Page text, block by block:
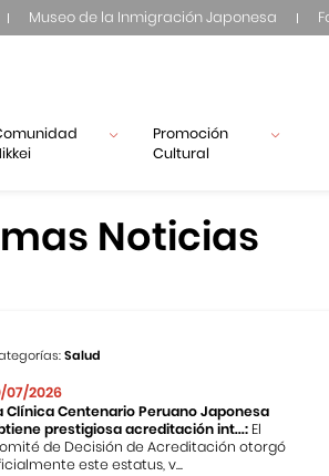
Museo de la Inmigración Japonesa
Promoción
Cultural
Noticias
Salud
07/2026
Clínica Centenario Peruano Japonesa
prestigiosa acreditación int...: El
de Decisión de Acreditación otorgó
este estatus, v...